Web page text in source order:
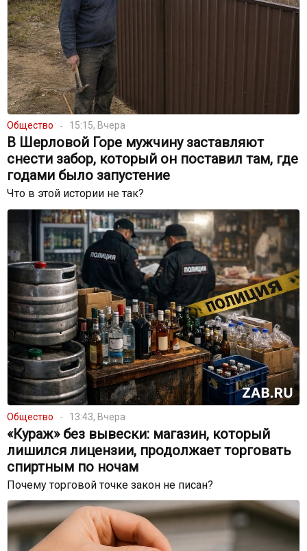
Общество 15:15, Вчера
В Шерловой Горе мужчину заставляют
снести забор, который он поставил там, где
годами было запустение
Что в этой истории не так?
Общество 13:43, Вчера
«Кураж» без вывески: магазин, который
лишился лицензии, продолжает торговать
спиртным по ночам
Почему торговой точке закон не писан?